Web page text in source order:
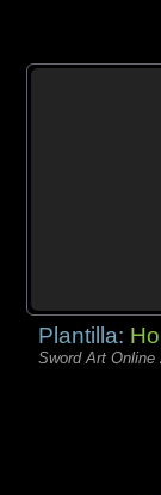
Plantilla:
Sword Art Online